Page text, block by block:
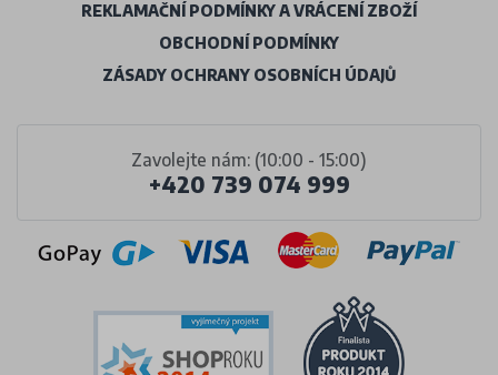
Zavolejte nám: (10:00 - 15:00)
+420 739 074 999
REKLAMAČNÍ PODMÍNKY A VRÁCENÍ ZBOŽÍ
OBCHODNÍ PODMÍNKY
ZÁSADY OCHRANY OSOBNÍCH ÚDAJŮ